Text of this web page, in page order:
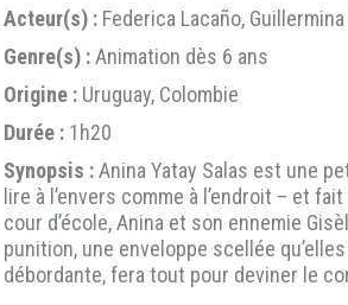
Acteur(s) : Federica Lacaño,
Genre(s) :Animation dès 6 ans
Origine : Uruguay, Colombie
Durée : 1h20
Synopsis :Anina Yatay Salas est une
lire à l’envers comme à l’endroit – et
cour d’école, Anina et son ennemie
punition, une enveloppe scellée
débordante, fera tout pour deviner le